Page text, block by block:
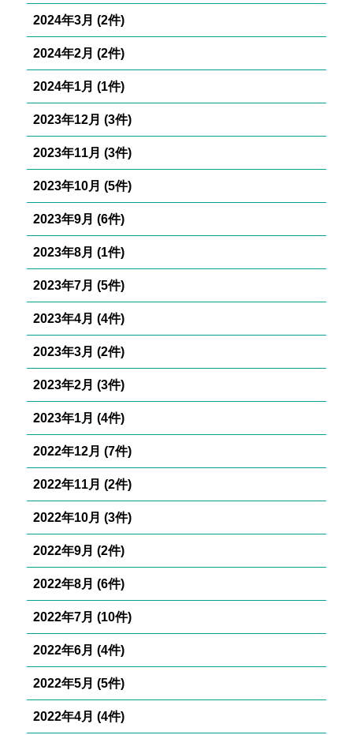
2024年3月 (2件)
2024年2月 (2件)
2024年1月 (1件)
2023年12月 (3件)
2023年11月 (3件)
2023年10月 (5件)
2023年9月 (6件)
2023年8月 (1件)
2023年7月 (5件)
2023年4月 (4件)
2023年3月 (2件)
2023年2月 (3件)
2023年1月 (4件)
2022年12月 (7件)
2022年11月 (2件)
2022年10月 (3件)
2022年9月 (2件)
2022年8月 (6件)
2022年7月 (10件)
2022年6月 (4件)
2022年5月 (5件)
2022年4月 (4件)